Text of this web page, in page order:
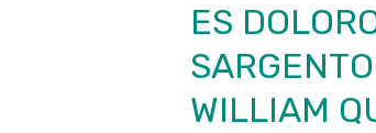
ES
WILLIAM